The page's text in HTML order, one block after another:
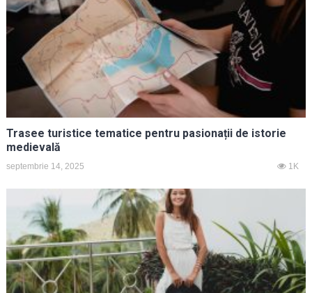
Trasee turistice tematice pentru pasionații de istorie
medievală
septembrie 14, 2025 1K